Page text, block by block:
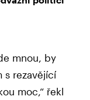
mnou, by
s rezavějící
moc,“ řekl